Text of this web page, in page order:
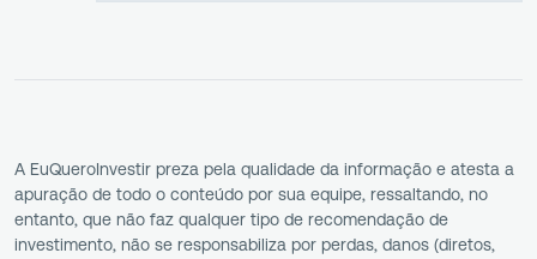
A EuQueroInvestir preza pela qualidade da informação e atesta a
apuração de todo o conteúdo por sua equipe, ressaltando, no
entanto, que não faz qualquer tipo de recomendação de
investimento, não se responsabiliza por perdas, danos (diretos,